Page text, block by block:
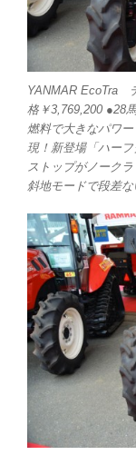
YANMAR EcoTra
格￥3,769,200 ●28
燃料で大きなパワ
現！新登場「ハー
ストップがノーク
斜地モードで段差